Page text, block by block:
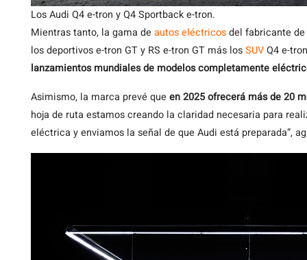
Los Audi Q4 e-tron y Q4 Sportback e-tron.
Mientras tanto, la gama de autos eléctricosdel fabricante
los deportivos e-tron GT y RS e-tron GT más losSUVQ4 e-
lanzamientos mundiales de modelos completamente
Asimismo, la marca prevé que en 2025 ofrecerá más de 20
hoja de ruta estamos creando la claridad necesaria para
eléctrica y enviamos la señal de que Audi está preparada”,